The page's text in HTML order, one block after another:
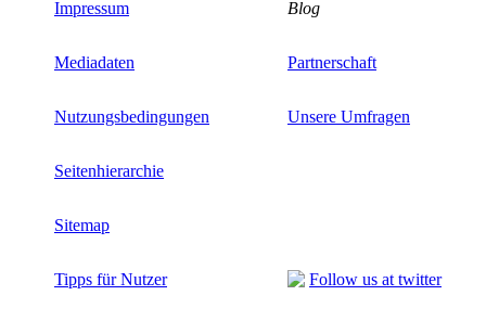
Impressum Blog
Mediadaten Partnerschaft
Nutzungsbedingungen Unsere Umfragen
Seitenhierarchie
Sitemap
Tipps für Nutzer Follow us at twitter